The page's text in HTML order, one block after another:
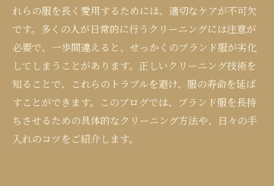
れらの服を長く愛用するためには、適切なケアが不可欠
です。多くの人が日常的に行うクリーニングには注意が
必要で、一歩間違えると、せっかくのブランド服が劣化
してしまうことがあります。正しいクリーニング技術を
知ることで、これらのトラブルを避け、服の寿命を延ば
すことができます。このブログでは、ブランド服を長持
ちさせるための具体的なクリーニング方法や、日々の手
入れのコツをご紹介します。